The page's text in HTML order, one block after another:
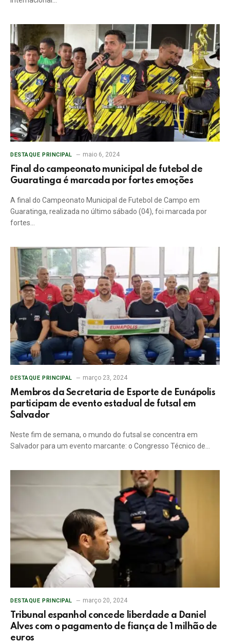
DESTAQUE PRINCIPAL maio 6, 2024
Final do campeonato municipal de futebol de
Guaratinga é marcada por fortes emoções
A final do Campeonato Municipal de Futebol de Campo em
Guaratinga, realizada no último sábado (04), foi marcada por
fortes…
DESTAQUE PRINCIPAL março 23, 2024
Membros da Secretaria de Esporte de Eunápolis
participam de evento estadual de futsal em
Salvador
Neste fim de semana, o mundo do futsal se concentra em
Salvador para um evento marcante: o Congresso Técnico de…
DESTAQUE PRINCIPAL março 20, 2024
Tribunal espanhol concede liberdade a Daniel
Alves com o pagamento de fiança de 1 milhão de
euros